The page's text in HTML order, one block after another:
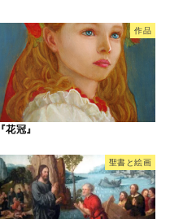
作品
『花冠』
聖書と絵画